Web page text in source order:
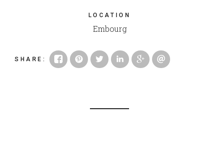
SHARE :
LOCATION
Embourg